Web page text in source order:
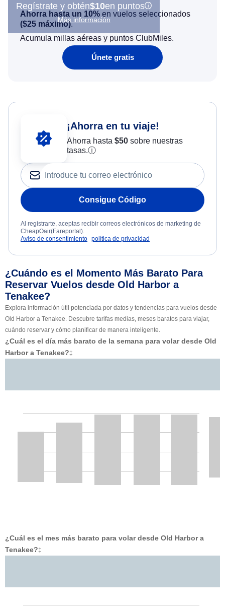
Regístrate y obtén$10en puntos
Más información
Ahorra hasta un 10% en vuelos seleccionados
($25 máximo).
Acumula millas aéreas y puntos ClubMiles.
Únete gratis
¡Ahorra en tu viaje!
Ahorra hasta $50sobre nuestras
tasas.ⓘ
Consigue Código
Al registrarte, aceptas recibir correos electrónicos de marketing de
CheapOair(Fareportal).
Aviso de consentimiento política de privacidad
¿Cuándo es el Momento Más Barato Para
Reservar Vuelos desde Old Harbor a
Tenakee?
Explora información útil potenciada por datos y tendencias para vuelos desde
Old Harbor a Tenakee. Descubre tarifas medias, meses baratos para viajar,
cuándo reservar y cómo planificar de manera inteligente.
¿Cuál es el día más barato de la semana para volar desde Old
Harbor a Tenakee?‡
¿Cuál es el mes más barato para volar desde Old Harbor a
Tenakee?‡